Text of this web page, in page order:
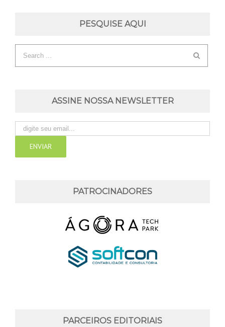
PESQUISE AQUI
ASSINE NOSSA NEWSLETTER
PATROCINADORES
PARCEIROS EDITORIAIS